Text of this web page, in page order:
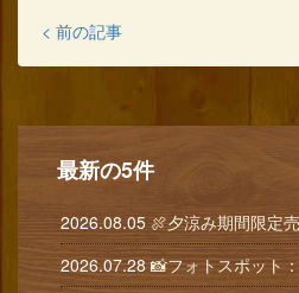
< 前の記事
最新の5件
2026.08.05 🍖夕涼み期間限定
2026.07.28 📸フォトスポット